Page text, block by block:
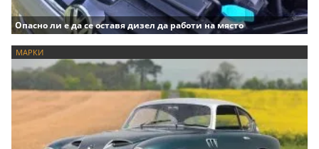
Опасно ли е да се оставя дизел да работи на място
МАРКИ